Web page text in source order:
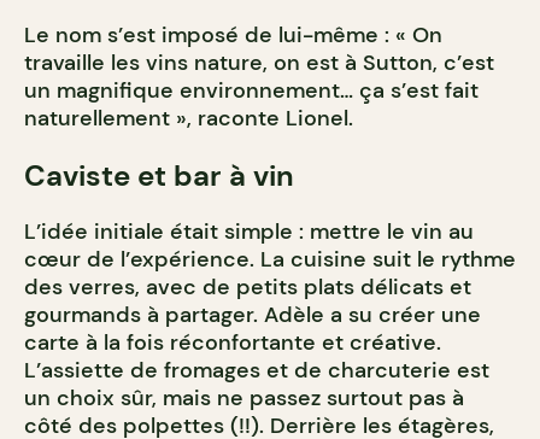
Le nom s’est imposé de lui-même : « On
travaille les vins nature, on est à Sutton, c’est
un magnifique environnement… ça s’est fait
naturellement », raconte Lionel.
Caviste et bar à vin
L’idée initiale était simple : mettre le vin au
cœur de l’expérience. La cuisine suit le rythme
des verres, avec de petits plats délicats et
gourmands à partager. Adèle a su créer une
carte à la fois réconfortante et créative.
L’assiette de fromages et de charcuterie est
un choix sûr, mais ne passez surtout pas à
côté des polpettes (!!). Derrière les étagères,